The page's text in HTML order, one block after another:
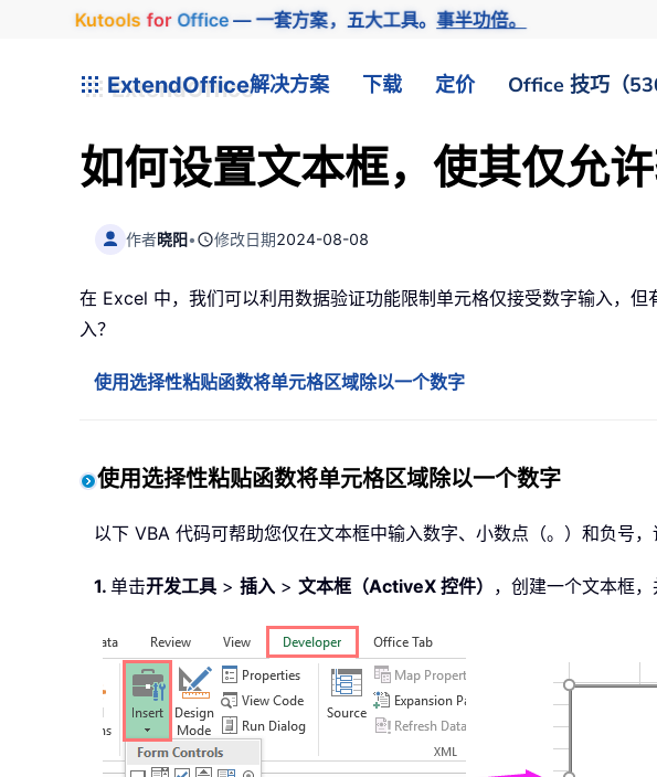
Kutools for Office— 一套方案，五大工具。事半功倍。
ExtendOffice解决方案 下载 定价 Office 技巧（
如何设置文本框，使其仅允许
作者晓阳• 修改日期2024-08-08
在 Excel 中，我们可以利用数据验证功能限制单元格仅接受数字输入，
入？
使用选择性粘贴函数将单元格区域除以一个数字
使用选择性粘贴函数将单元格区域除以一个数字
以下 VBA 代码可帮助您仅在文本框中输入数字、小数点（。）和负号，
1. 单击开发工具 > 插入 > 文本框（ActiveX 控件） ，创建一个文本框，